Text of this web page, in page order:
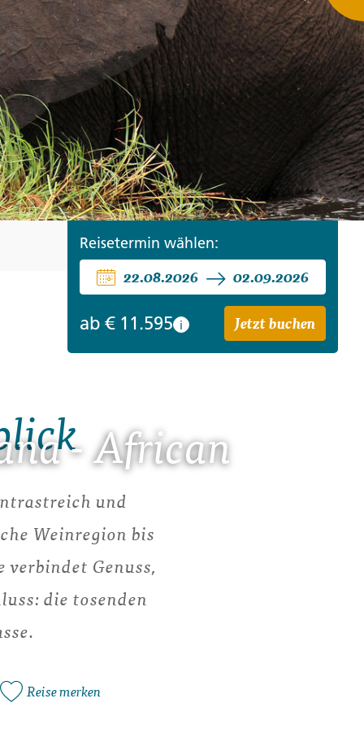
Zypern
Beratung+49 (0) 431 5446-0 Reisefinder öffnen
Beratung +49 (0) 431 5446-0
Beratung +49 (0) 431 5446-0 Reisefinder öffnen
- African
Reisetermin wählen:
22.08.2026 02.09.2026
ab € 11.595 i Jetzt buchen
und
Weinregion bis
verbindet Genuss,
die tosenden
Reise merken